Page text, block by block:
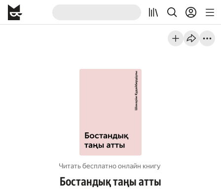
Читать бесплатно онлайн книгу
Бостандық таңы атты